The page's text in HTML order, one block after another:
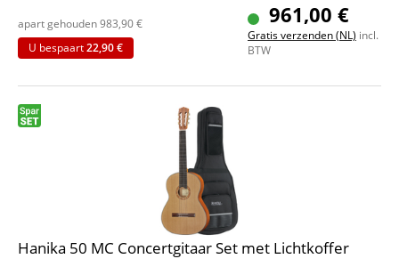
Toets: ebbenhout
Kleur: natuur, mat
Stevige lichtgewicht koffer voor concertgitaar
961,00 €
Gratis verzenden (NL) incl.
BTW
apart gehouden983,90€
U bespaart22,90 €
Hanika 50 MC Concertgitaar Set met Lichtkoffer